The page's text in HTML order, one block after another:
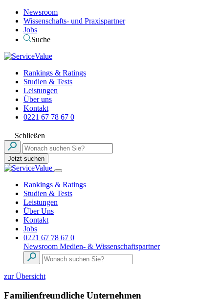
Newsroom
Wissenschafts- und Praxispartner
Jobs
Suche
Rankings & Ratings
Studien & Tests
Leistungen
Über uns
Kontakt
0221 67 78 67 0
Schließen
Jetzt suchen
Rankings & Ratings
Studien & Tests
Leistungen
Über Uns
Kontakt
Jobs
0221 67 78 67 0
Newsroom Medien- & Wissenschaftspartner
zur Übersicht
Familienfreundliche Unternehmen